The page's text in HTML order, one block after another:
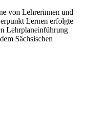
von Lehrerinnen und
Lernen erfolgte
Lehrplaneinführung
Sächsischen